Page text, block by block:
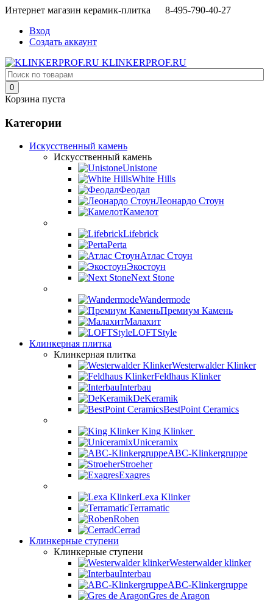
Интернет магазин керамик-плитка 8-495-790-40-27
Вход
Создать аккаунт
KLINKERPROF.RU
0
Корзина пуста
Категории
Искусственный камень
Искусственный камень
Unistone
White Hills
Феодал
Леонардо Стоун
Камелот
Lifebrick
Perta
Атлас Стоун
Экостоун
Next Stone
Wandermode
Премиум Камень
Малахит
LOFTStyle
Клинкерная плитка
Клинкерная плитка
Westerwalder Klinker
Feldhaus Klinker
Interbau
DeKeramik
BestPoint Ceramics
King Klinker
Uniceramix
ABC-Klinkergruppe
Stroeher
Exagres
Lexa Klinker
Terramatic
Roben
Cerrad
Клинкерные ступени
Клинкерные ступени
Westerwalder klinker
Interbau
ABC-Klinkergruppe
Gres de Aragon